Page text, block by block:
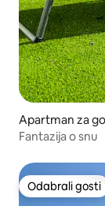
Apartman za
Fantazija o snu
Odabrali gosti
Odabrali gosti